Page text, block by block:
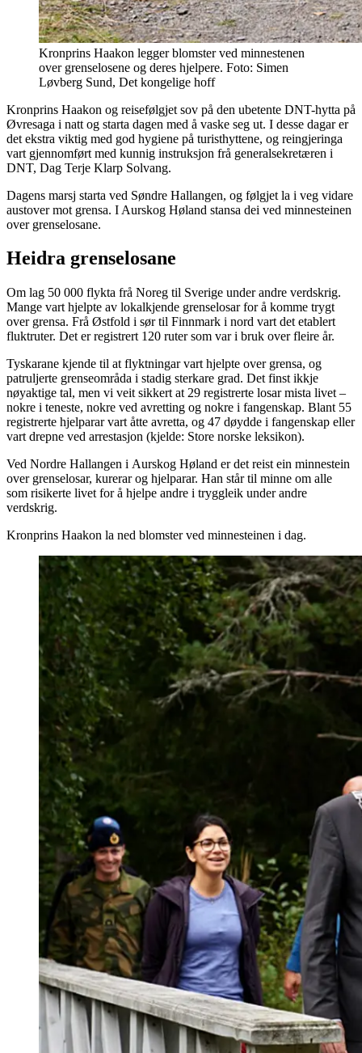
Kronprins Haakon legger blomster ved minnestenen
over grenselosene og deres hjelpere. Foto: Simen
Løvberg Sund, Det kongelige hoff
Kronprins Haakon og reisefølgjet sov på den ubetente DNT-hytta på
Øvresaga i natt og starta dagen med å vaske seg ut. I desse dagar er
det ekstra viktig med god hygiene på turisthyttene, og reingjeringa
vart gjennomført med kunnig instruksjon frå generalsekretæren i
DNT, Dag Terje Klarp Solvang.
Dagens marsj starta ved Søndre Hallangen, og følgjet la i veg vidare
austover mot grensa. I Aurskog Høland stansa dei ved minnesteinen
over grenselosane.
Heidra grenselosane
Om lag 50 000 flykta frå Noreg til Sverige under andre verdskrig.
Mange vart hjelpte av lokalkjende grenselosar for å komme trygt
over grensa. Frå Østfold i sør til Finnmark i nord vart det etablert
fluktruter. Det er registrert 120 ruter som var i bruk over fleire år.
Tyskarane kjende til at flyktningar vart hjelpte over grensa, og
patruljerte grenseområda i stadig sterkare grad. Det finst ikkje
nøyaktige tal, men vi veit sikkert at 29 registrerte losar mista livet –
nokre i teneste, nokre ved avretting og nokre i fangenskap. Blant 55
registrerte hjelparar vart åtte avretta, og 47 døydde i fangenskap eller
vart drepne ved arrestasjon (kjelde: Store norske leksikon).
Ved Nordre Hallangen i Aurskog Høland er det reist ein minnestein
over grenselosar, kurerar og hjelparar. Han står til minne om alle
som risikerte livet for å hjelpe andre i tryggleik under andre
verdskrig.
Kronprins Haakon la ned blomster ved minnesteinen i dag.